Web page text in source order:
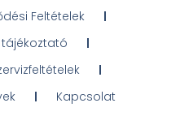
Feltételek
Kapcsolat